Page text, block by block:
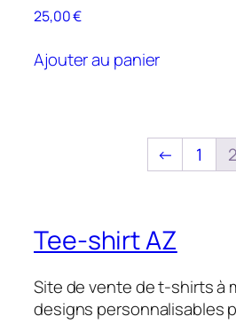
25,00€
Ajouter au panier
← 1 2
Tee-shirt AZ
Site de vente de t-shirts à
designs personnalisables